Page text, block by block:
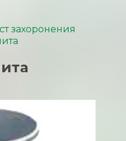
захоронения